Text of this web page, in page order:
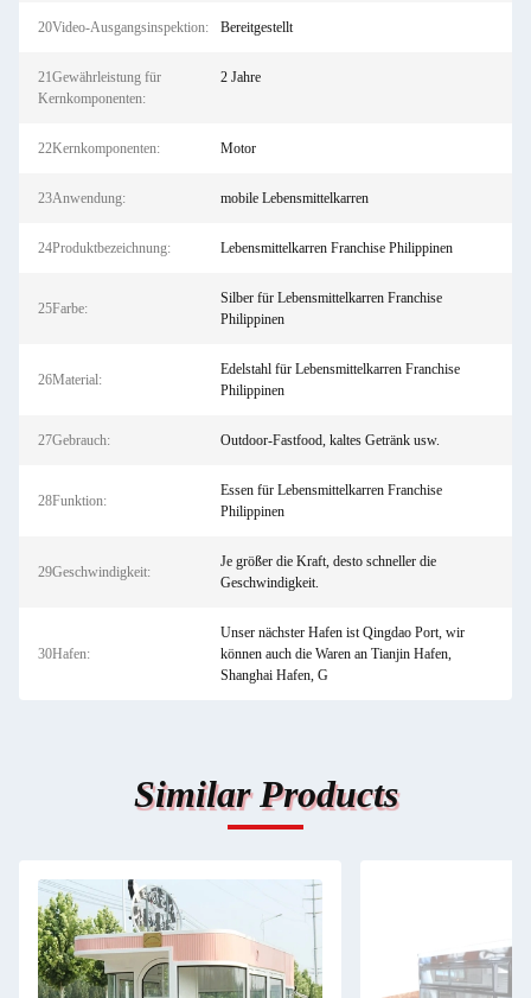
20Video-Ausgangsinspektion: Bereitgestellt
21Gewährleistung für
Kernkomponenten:
2 Jahre
22Kernkomponenten: Motor
23Anwendung: mobile Lebensmittelkarren
24Produktbezeichnung: Lebensmittelkarren Franchise Philippinen
25Farbe:
Silber für Lebensmittelkarren Franchise
Philippinen
26Material:
Edelstahl für Lebensmittelkarren Franchise
Philippinen
27Gebrauch: Outdoor-Fastfood, kaltes Getränk usw.
28Funktion:
Essen für Lebensmittelkarren Franchise
Philippinen
29Geschwindigkeit:
Je größer die Kraft, desto schneller die
Geschwindigkeit.
30Hafen:
Unser nächster Hafen ist Qingdao Port, wir
können auch die Waren an Tianjin Hafen,
Shanghai Hafen, G
Similar Products